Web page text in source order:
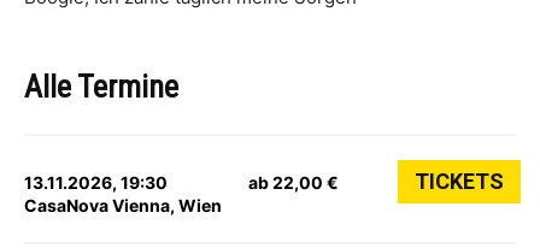
Alle Termine
13.11.2026, 19:30
CasaNova Vienna, Wien
ab 22,00 € TICKETS